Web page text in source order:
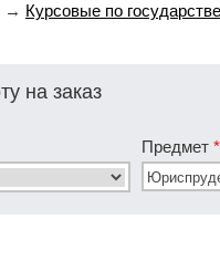
→ Курсовые по
на заказ
Предмет *